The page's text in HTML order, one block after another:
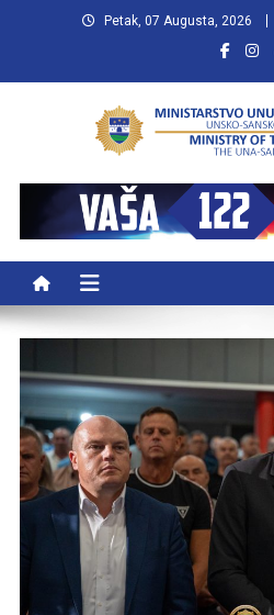
Petak, 07 Augusta, 2026
MUP USK